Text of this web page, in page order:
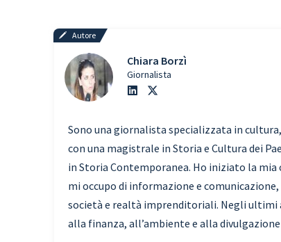
Autore
Chiara Borzì
Giornalista
Sono una giornalista specializzata in
con una magistrale in Storia e Cultura dei
in Storia Contemporanea. Ho iniziato la
mi occupo di informazione e
società e realtà imprenditoriali. Negli ultimi
alla finanza, all’ambiente e alla